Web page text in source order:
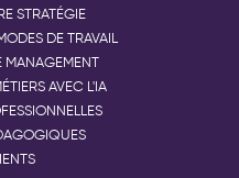
STRATÉGIE
DE TRAVAIL
MANAGEMENT
AVEC L'IA